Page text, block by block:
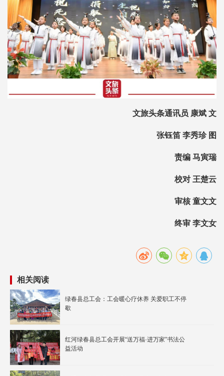
文旅头条通讯员 康斌 文
张钰笛 李秀珍 图
责编 马寅瑞
校对 王楚云
审核 童文文
终审 李文女
相关阅读
绿春县总工会：工会暖心疗休养 关爱职工不停
歇
红河绿春县总工会开展“送万福·进万家”书法公
益活动